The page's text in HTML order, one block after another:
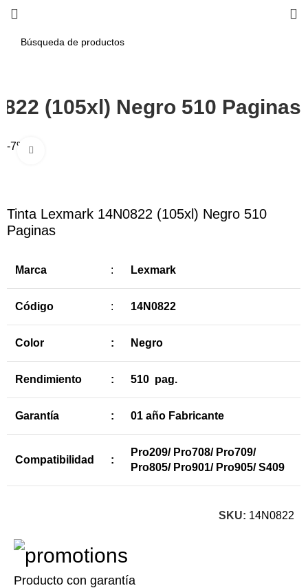
(105xl) Negro 510 Paginas
-7%
Tinta Lexmark 14N0822 (105xl) Negro 510
Paginas
Marca : Lexmark
Código : 14N0822
Color : Negro
Rendimiento : 510 pag.
Garantía : 01 año Fabricante
Compatibilidad :
Pro209/ Pro708/ Pro709/
Pro805/ Pro901/ Pro905/ S409
SKU: 14N0822
Producto con garantía